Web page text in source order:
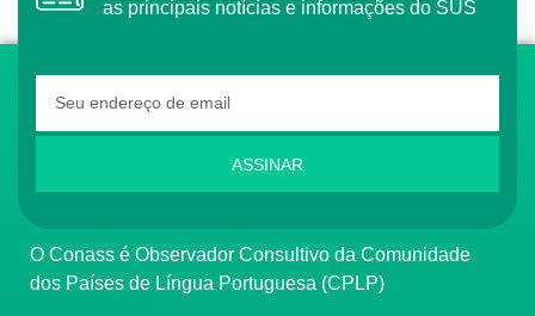
as principais notícias e informações do SUS
ASSINAR
O Conass é Observador Consultivo da Comunidade
dos Países de Língua Portuguesa (CPLP)